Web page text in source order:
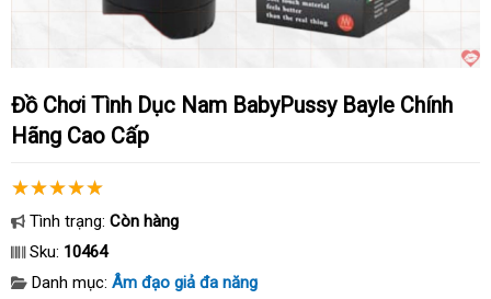
Đồ Chơi Tình Dục Nam BabyPussy Bayle Chính
Hãng Cao Cấp
Tình trạng: Còn hàng
Sku: 10464
Danh mục: Âm đạo giả đa năng